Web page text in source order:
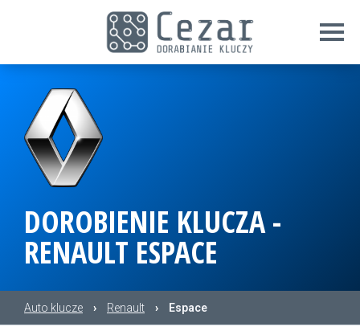
DOROBIENIE KLUCZA -
RENAULT ESPACE
Auto klucze › Renault › Espace